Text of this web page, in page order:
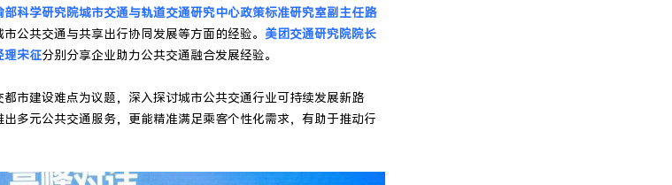
部科学研究院城市交通与轨道交通研究中心政策标准研究室副主任路
公共交通与共享出行协同发展等方面的经验。 美团交通研究院院长
理宋征分别分享企业助力公共交通融合发展经验。
市建设难点为议题，深入探讨城市公共交通行业可持续发展新路
多元公共交通服务，更能精准满足乘客个性化需求，有助于推动行